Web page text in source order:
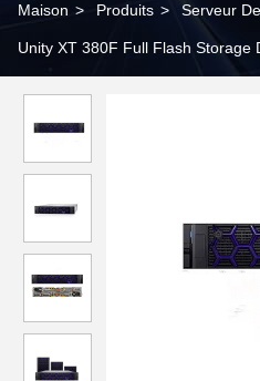
Maison > Produits > Serveur
Unity XT 380F Full Flash Storage
de stockage de plus de 30000 mAh.